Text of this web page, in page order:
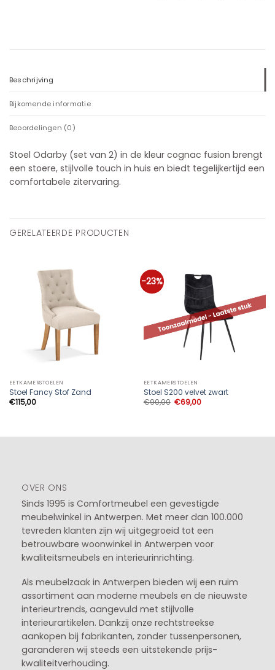
Beschrijving
Bijkomende informatie
Beoordelingen (0)
Stoel Odarby (set van 2) in de kleur cognac fusion brengt
een stoere, stijlvolle touch in huis en biedt tegelijkertijd een
comfortabele zitervaring.
GERELATEERDE PRODUCTEN
EETKAMERSTOELEN
Stoel Fancy Stof Zand
€115,00
-23%
EETKAMERSTOELEN
Stoel S200 velvet zwart
€90,00 Oorspronkelijke
prijs
€69,00Huidige
OVER ONS
Sinds 1995 is Comfortmeubel een gevestigde
meubelwinkel in Antwerpen. Met meer dan 100.000
tevreden klanten zijn wij uitgegroeid tot een
betrouwbare woonwinkel in Antwerpen voor
kwaliteitsmeubels en interieurinrichting.
Als meubelzaak in Antwerpen bieden wij een ruim
assortiment aan moderne meubels en de nieuwste
interieurtrends, aangevuld met stijlvolle
interieurartikelen. Dankzij onze rechtstreekse
aankopen bij fabrikanten, zonder tussenpersonen,
garanderen wij steeds een uitstekende prijs-
kwaliteitverhouding.